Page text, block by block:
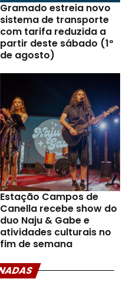
Gramado estreia novo
sistema de transporte
com tarifa reduzida a
partir deste sábado (1º
de agosto)
Estação Campos de
Canella recebe show do
duo Naju & Gabe e
atividades culturais no
fim de semana